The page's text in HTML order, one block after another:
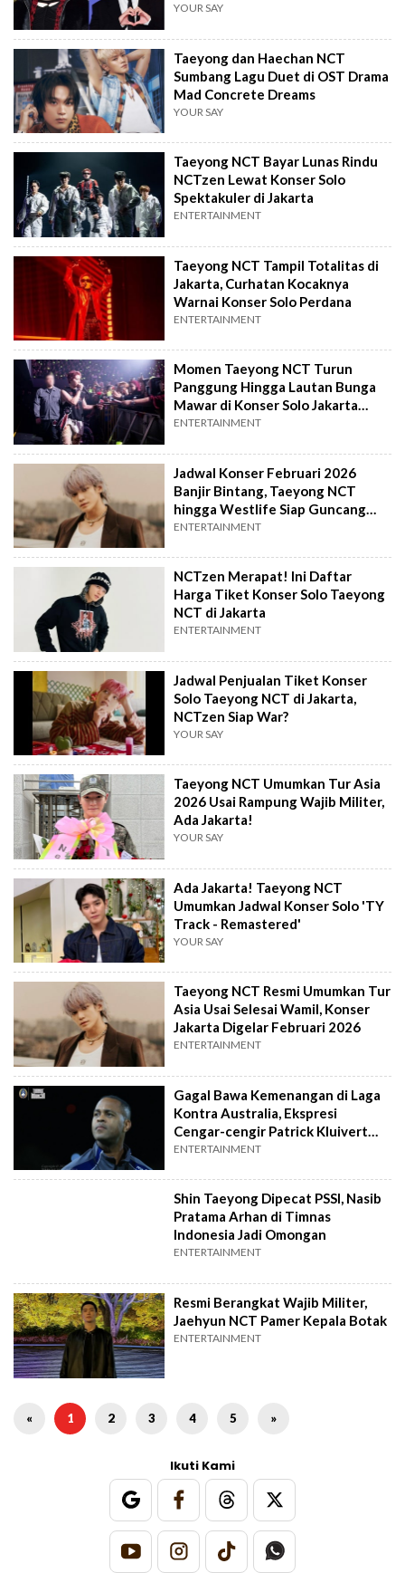
YOUR SAY
Taeyong dan Haechan NCT
Sumbang Lagu Duet di OST Drama
Mad Concrete Dreams
YOUR SAY
Taeyong NCT Bayar Lunas Rindu
NCTzen Lewat Konser Solo
Spektakuler di Jakarta
ENTERTAINMENT
Taeyong NCT Tampil Totalitas di
Jakarta, Curhatan Kocaknya
Warnai Konser Solo Perdana
ENTERTAINMENT
Momen Taeyong NCT Turun
Panggung Hingga Lautan Bunga
Mawar di Konser Solo Jakarta
Sukses Bikin Haru
ENTERTAINMENT
Jadwal Konser Februari 2026
Banjir Bintang, Taeyong NCT
hingga Westlife Siap Guncang
Jakarta
ENTERTAINMENT
NCTzen Merapat! Ini Daftar
Harga Tiket Konser Solo Taeyong
NCT di Jakarta
ENTERTAINMENT
Jadwal Penjualan Tiket Konser
Solo Taeyong NCT di Jakarta,
NCTzen Siap War?
YOUR SAY
Taeyong NCT Umumkan Tur Asia
2026 Usai Rampung Wajib Militer,
Ada Jakarta!
YOUR SAY
Ada Jakarta! Taeyong NCT
Umumkan Jadwal Konser Solo 'TY
Track - Remastered'
YOUR SAY
Taeyong NCT Resmi Umumkan Tur
Asia Usai Selesai Wamil, Konser
Jakarta Digelar Februari 2026
ENTERTAINMENT
Gagal Bawa Kemenangan di Laga
Kontra Australia, Ekspresi
Cengar-cengir Patrick Kluivert
Digunjing
ENTERTAINMENT
Shin Taeyong Dipecat PSSI, Nasib
Pratama Arhan di Timnas
Indonesia Jadi Omongan
ENTERTAINMENT
Resmi Berangkat Wajib Militer,
Jaehyun NCT Pamer Kepala Botak
ENTERTAINMENT
« 1 2 3 4 5 »
Ikuti Kami